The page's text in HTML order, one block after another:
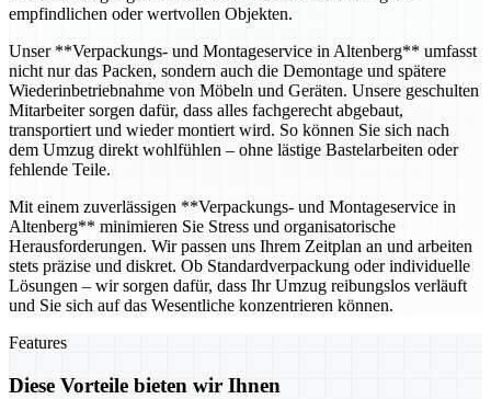
empfindlichen oder wertvollen Objekten.
Unser **Verpackungs- und Montageservice in Altenberg** umfasst
nicht nur das Packen, sondern auch die Demontage und spätere
Wiederinbetriebnahme von Möbeln und Geräten. Unsere geschulten
Mitarbeiter sorgen dafür, dass alles fachgerecht abgebaut,
transportiert und wieder montiert wird. So können Sie sich nach
dem Umzug direkt wohlfühlen – ohne lästige Bastelarbeiten oder
fehlende Teile.
Mit einem zuverlässigen **Verpackungs- und Montageservice in
Altenberg** minimieren Sie Stress und organisatorische
Herausforderungen. Wir passen uns Ihrem Zeitplan an und arbeiten
stets präzise und diskret. Ob Standardverpackung oder individuelle
Lösungen – wir sorgen dafür, dass Ihr Umzug reibungslos verläuft
und Sie sich auf das Wesentliche konzentrieren können.
Features
Diese Vorteile bieten wir Ihnen